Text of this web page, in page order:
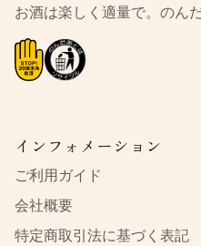
お酒は楽しく適量で。のん
インフォメーション
ご利用ガイド
会社概要
特定商取引法に基づく表記